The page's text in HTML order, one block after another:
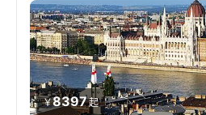
￥8397起